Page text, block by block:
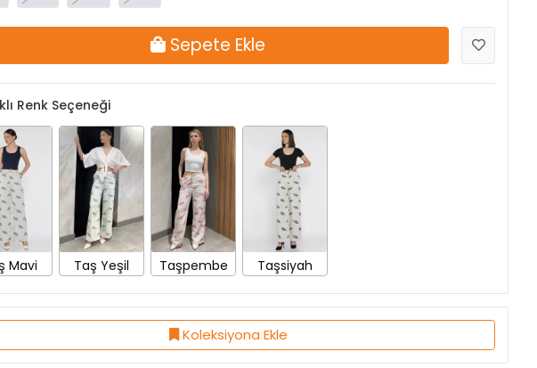
Renk Seçeneği
Mavi Taş Yeşil Taşpembe Taşsiyah
Koleksiyona Ekle